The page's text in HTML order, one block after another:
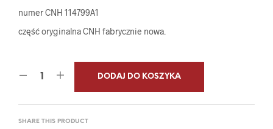
numer CNH 114799A1
część oryginalna CNH fabrycznie nowa.
DODAJ DO KOSZYKA
SHARE THIS PRODUCT